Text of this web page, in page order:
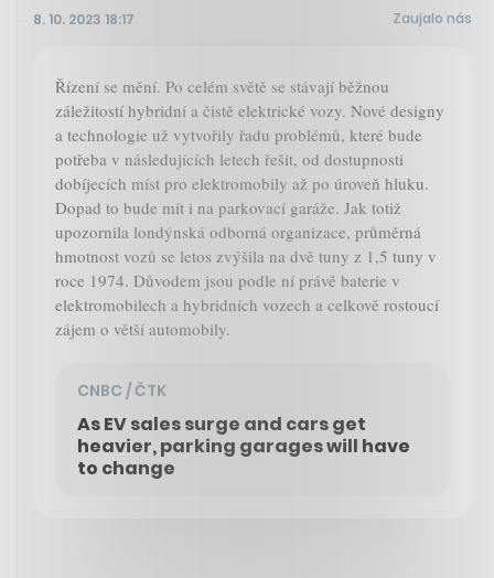
8. 10. 2023 18:17 Zaujalo nás
Řízení se mění. Po celém světě se stávají běžnou
záležitostí hybridní a čistě elektrické vozy. Nové designy
a technologie už vytvořily řadu problémů, které bude
potřeba v následujících letech řešit, od dostupnosti
dobíjecích míst pro elektromobily až po úroveň hluku.
Dopad to bude mít i na parkovací garáže. Jak totiž
upozornila londýnská odborná organizace, průměrná
hmotnost vozů se letos zvýšila na dvě tuny z 1,5 tuny v
roce 1974. Důvodem jsou podle ní právě baterie v
elektromobilech a hybridních vozech a celkově rostoucí
zájem o větší automobily.
CNBC / ČTK
As EV sales surge and cars get
heavier, parking garages will have
to change